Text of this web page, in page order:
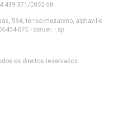
0002-60
594, terreo mezanino, alphaville
070 - barueri - sp
os direitos reservados